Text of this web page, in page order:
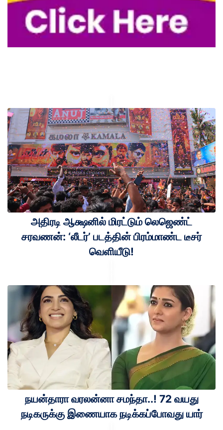
அதிரடி ஆக்ஷனில் மிரட்டும் லெஜெண்ட்
சரவணன்: ‘லீடர்’ படத்தின் பிரம்மாண்ட டீசர்
வெளியீடு!
நயன்தாரா வரலன்னா சமந்தா..! 72 வயது
நடிகருக்கு இணையாக நடிக்கப்போவது யார்